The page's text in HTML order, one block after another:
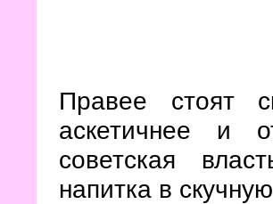
Правее стоят
аскетичнее и
советская
напитка в